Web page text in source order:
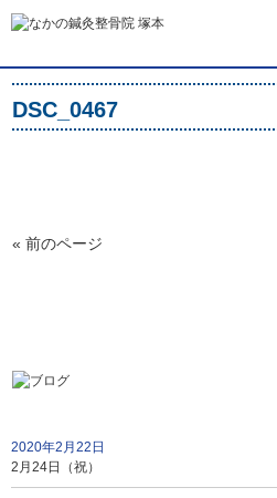
DSC_0467
« 前のページ
2020年2月22日
2月24日（祝）